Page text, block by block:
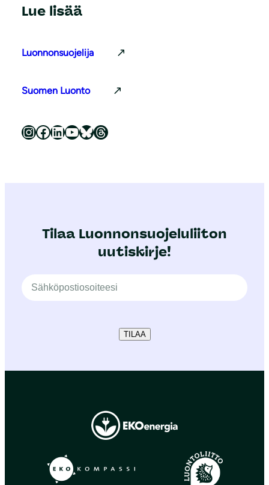
Lue lisää
Luonnonsuojelija
Suomen Luonto
Luonnonsuojeluliitto Instagramissa Luonnonsuojeluliitto Facebookissa Luonnonsuojeluliitto LinkedInissä Luonnonsuojeluliiton YouTube-kanava Luonnonsuojeluliitto Blueskyssa Luonnonsuojeluliitto Threadsissa
Tilaa Luonnonsuojeluliiton
uutiskirje!
TILAA